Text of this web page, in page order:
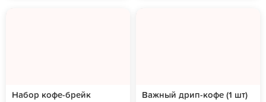
Набор кофе-брейк Важный дрип-кофе (1 шт)